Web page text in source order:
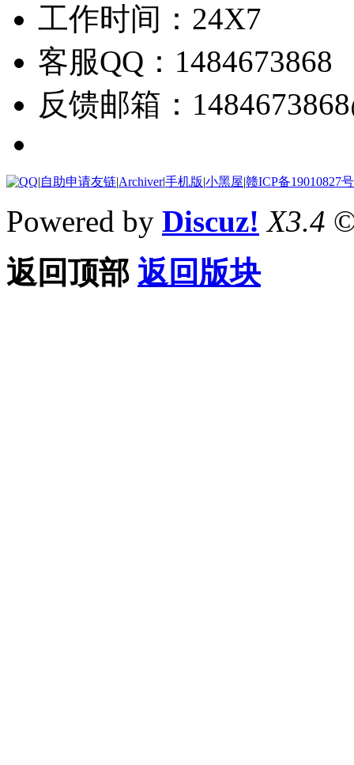
工作时间：24X7
客服QQ：1484673868
反馈邮箱：
|自助申请友链|Archiver|手机版|小黑屋|赣ICP备19010827
Powered by Discuz! X3.4
返回顶部 返回版块